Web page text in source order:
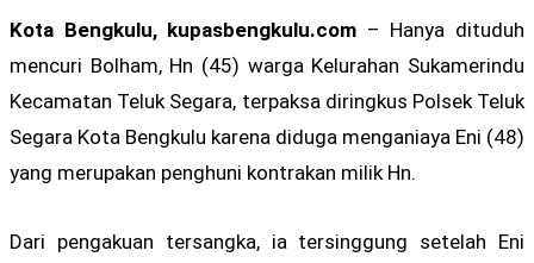
Kota Bengkulu, kupasbengkulu.com – Hanya dituduh
mencuri Bolham, Hn (45) warga Kelurahan Sukamerindu
Kecamatan Teluk Segara, terpaksa diringkus Polsek Teluk
Segara Kota Bengkulu karena diduga menganiaya Eni (48)
yang merupakan penghuni kontrakan milik Hn.
Dari pengakuan tersangka, ia tersinggung setelah Eni